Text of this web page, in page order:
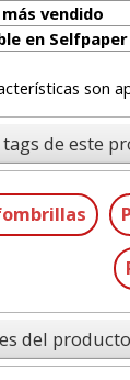
vendido
en Selfpaper
son
de este
del producto